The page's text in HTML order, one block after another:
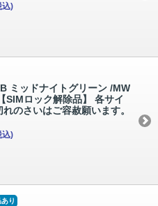
込)
ミッドナイトグリーン /MW
ロック解除品】 各サイ
のさいはご容赦願います。
込)
り